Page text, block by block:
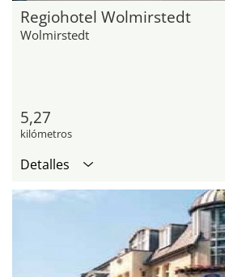
Regiohotel Wolmirstedt
Wolmirstedt
5,27
kilómetros
Detalles